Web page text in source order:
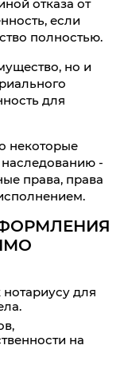
отказа от
если
полностью.
но и
для
некоторые
-
права, права
для
на